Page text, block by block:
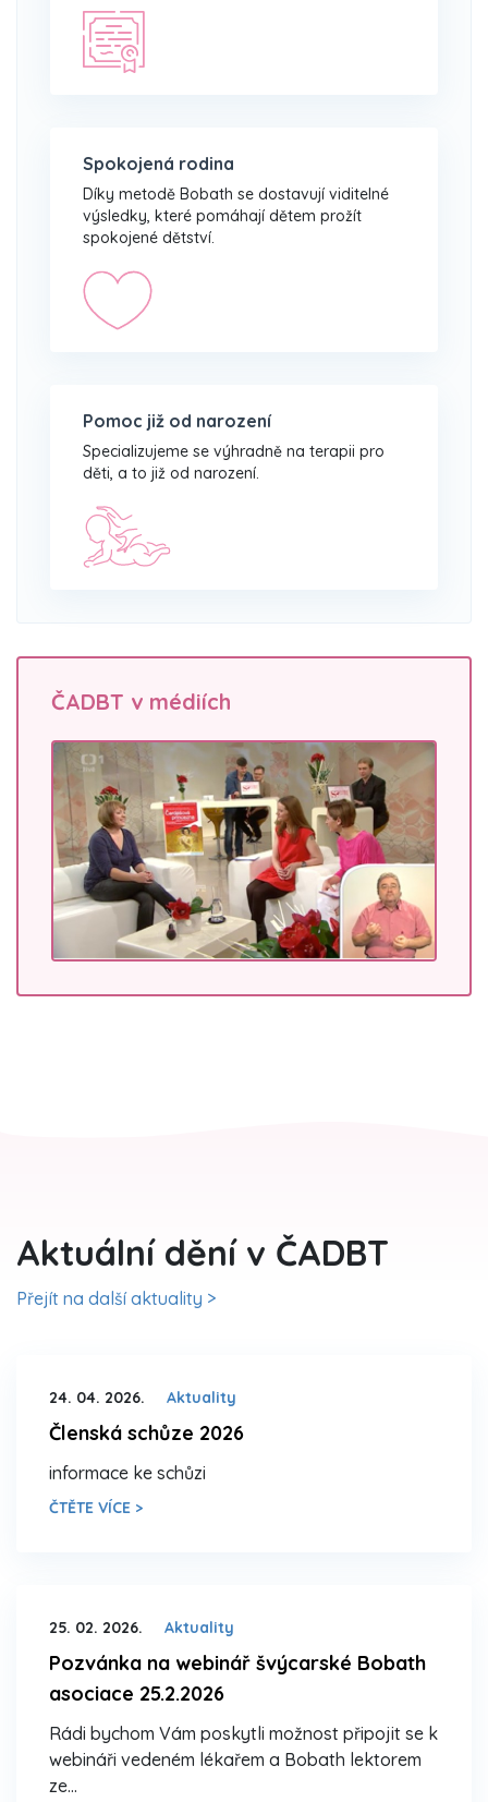
Spokojená rodina
Díky metodě Bobath se dostavují viditelné
výsledky, které pomáhají dětem prožít
spokojené dětství.
Pomoc již od narození
Specializujeme se výhradně na terapii pro
děti, a to již od narození.
ČADBT v médiích
Aktuální dění v ČADBT
Přejít na další aktuality >
24. 04. 2026. Aktuality
Členská schůze 2026
informace ke schůzi
ČTĚTE VÍCE >
25. 02. 2026. Aktuality
Pozvánka na webinář švýcarské Bobath
asociace 25.2.2026
Rádi bychom Vám poskytli možnost připojit se k
webináři vedeném lékařem a Bobath lektorem
ze…